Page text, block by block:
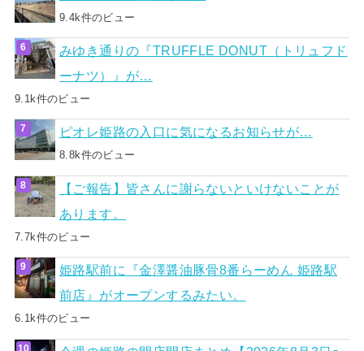
9.4k件のビュー
みゆき通りの『TRUFFLE DONUT（トリュフド
ーナツ）』が…
9.1k件のビュー
ピオレ姫路の入口に気になるお知らせが…
8.8k件のビュー
【ご報告】皆さんに謝らないといけないことが
あります。
7.7k件のビュー
姫路駅前に『金澤醤油豚骨8番らーめん 姫路駅
前店』がオープンするみたい。
6.1k件のビュー